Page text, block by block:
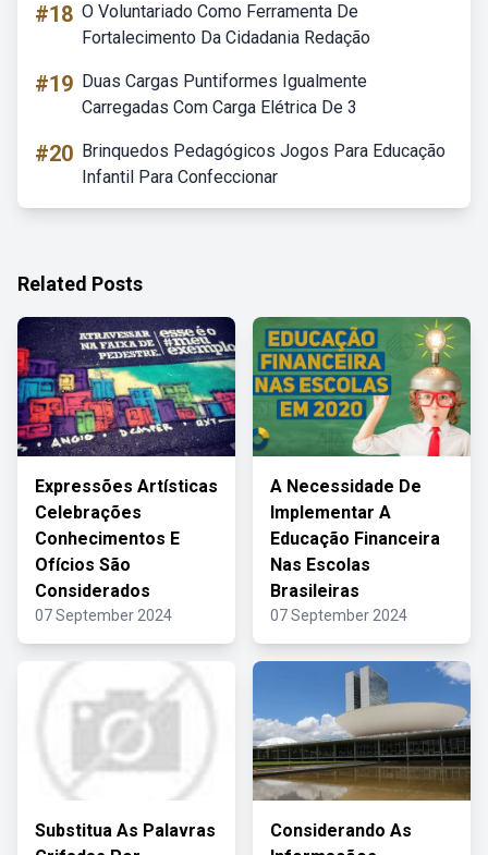
#18 O Voluntariado Como Ferramenta De
Fortalecimento Da Cidadania Redação
#19 Duas Cargas Puntiformes Igualmente
Carregadas Com Carga Elétrica De 3
#20 Brinquedos Pedagógicos Jogos Para Educação
Infantil Para Confeccionar
Related Posts
Expressões Artísticas
Celebrações
Conhecimentos E
Ofícios São
Considerados
07 September 2024
A Necessidade De
Implementar A
Educação Financeira
Nas Escolas
Brasileiras
07 September 2024
Substitua As Palavras
Considerando As